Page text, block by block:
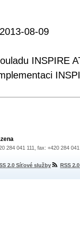
2013-08-09
INSPIRE
284 041 111, fax: +420 284
2.0 Síťové služby RSS